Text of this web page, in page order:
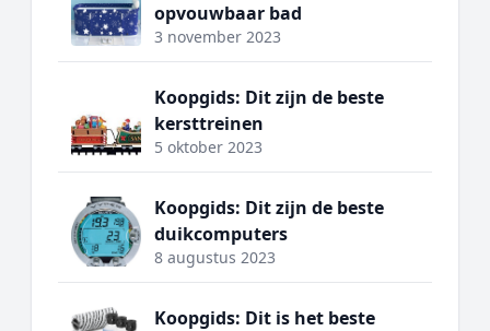
opvouwbaar bad
3 november 2023
Koopgids: Dit zijn de beste
kersttreinen
5 oktober 2023
Koopgids: Dit zijn de beste
duikcomputers
8 augustus 2023
Koopgids: Dit is het beste